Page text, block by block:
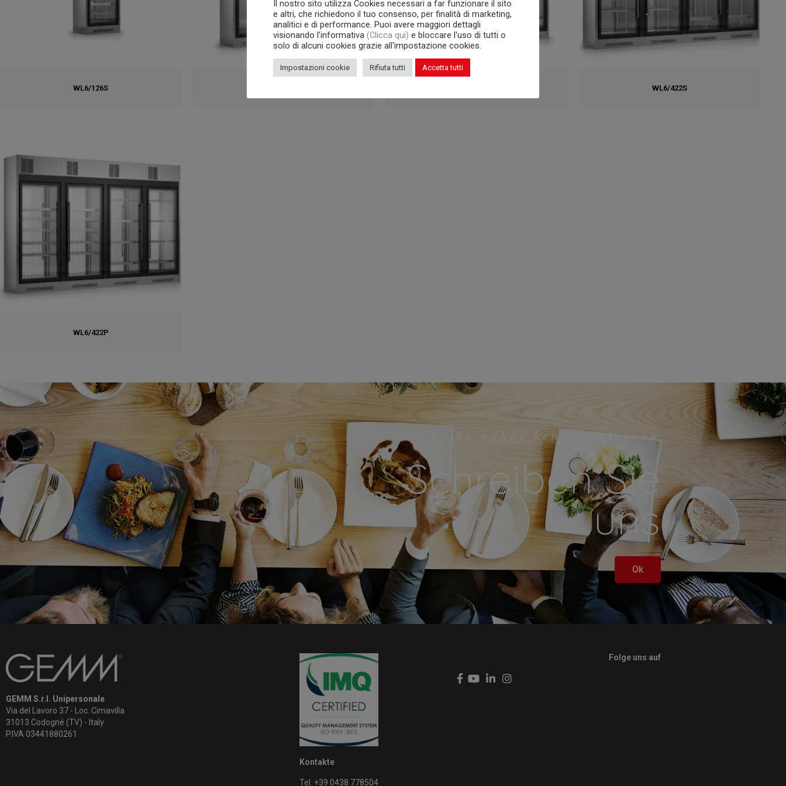
WL6/126S WL6/422S
WL6/422P
Um uns näher kennenzulernen
Schreiben Sie
uns
Ok
GEMM S.r.l. Unipersonale
Via del Lavoro 37 - Loc. Cimavilla
31013 Codogné (TV) - Italy
P.IVA 03441880261
Kontakte
Tel. +39 0438 778504
Folge uns auf
Il nostro sito utilizza Cookies necessari a far funzionare il sito
e altri, che richiedono il tuo consenso, per finalità di marketing,
analitici e di performance. Puoi avere maggiori dettagli
visionando l’informativa (Clicca qui) e bloccare l'uso di tutti o
solo di alcuni cookies grazie all'impostazione cookies.
Impostazioni cookie Rifiuta tutti Accetta tutti